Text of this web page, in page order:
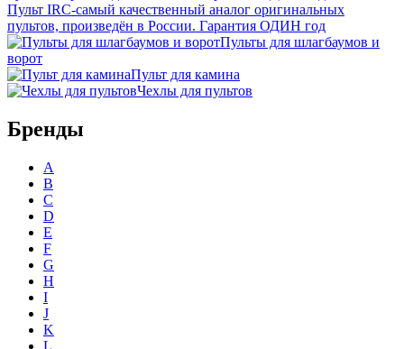
Пульт IRC-самый качественный аналог оригинальных
пультов, произведён в России. Гарантия ОДИН год
Пульты для шлагбаумов и
ворот
Пульт для камина
Чехлы для пультов
Бренды
A
B
C
D
E
F
G
H
I
J
K
L